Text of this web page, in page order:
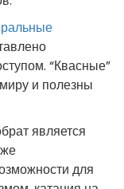
“Квасные”
и полезны
является
для